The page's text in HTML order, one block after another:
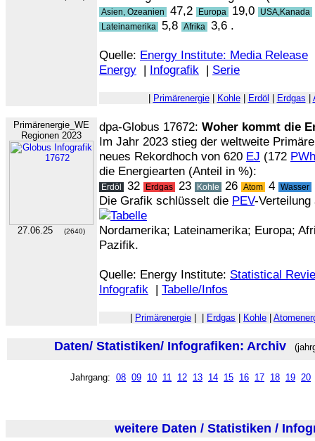
Asien, Ozeanien 47,2 Europa 19,0 USA,Kanada
Lateinamerika 5,8 Afrika 3,6 .
Quelle: Energy Institute: Media Release
Energy | Infografik | Serie
Primärenergie| Kohle| Erdöl Erdgas
Primärenergie_WE
Regionen 2023
27.06.25 (2640)
dpa-Globus 17672: Woher kommt die
Im Jahr 2023 stieg der weltweite
neues Rekordhoch von 620 EJ (172 PWh
die Energiearten (Anteil in %):
Erdöl 32 Erdgas 23 Kohle 26 Atom 4 Wasser
Die Grafik schlüsselt die PEV-Verteilung
Nordamerika; Lateinamerika; Europa;
Pazifik.
Quelle: Energy Institute: Statistical
Infografik | Tabelle/Infos
Primärenergie Erdgas Kohle
Daten/ Statistiken/ Infografiken: Archiv
Jahrgang: 08 09 10 11 12 13 14 15 16 17 18 19 20
weitere Daten / Statistiken /